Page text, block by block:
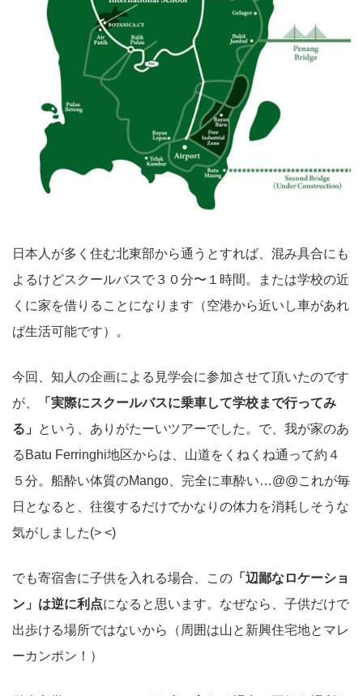
日本人が多く住む北東部から通うとすれば、混み具合にも
よるけどスクールバスで３０分〜１時間。または学校の近
くに家を借りることになります（空港から近いし車があれ
ば生活可能です）。
今回、知人の企画による見学会に参加させて頂いたのです
が、
「実際にスクールバスに乗車して学校まで行ってみ
る」
という、ありがたーいツアーでした。で、我が家のあ
るBatu Ferringhi地区からは、山道をくねくね通って約４
５分。船酔い体質のMango、完全に車酔い…@@これが毎
日となると、往復するだけでかなりの体力を消耗しそうな
気がしました(> <)
でも寄宿舎に子供を入れる場合、この 「辺鄙なロケーショ
ン」は逆に利点になると思います。なぜなら、子供だけで
出歩ける場所ではないから（周囲は山と新興住宅地とマレ
ーカンポン！）